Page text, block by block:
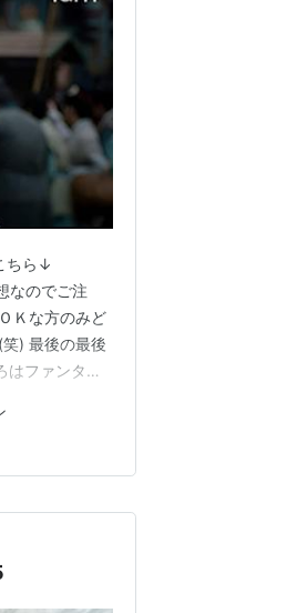
ちら↓
なのでご注
Ｋな方のみど
) 最後の最後
はファンタジ
出てこなくな